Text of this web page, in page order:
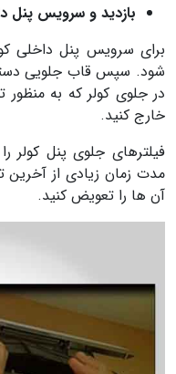
بازدید و سرویس پنل
برای سرویس پنل داخلی
شود. سپس قاب جلویی
در جلوی کولر که به
خارج کنید.
فیلترهای جلوی پنل کولر
مدت زمان زیادی از آخرین
آن ها را تعویض کنید.